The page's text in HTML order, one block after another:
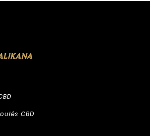
CBD